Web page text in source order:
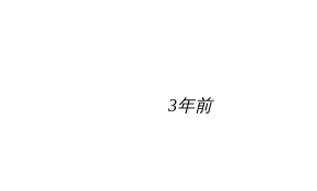
3年前